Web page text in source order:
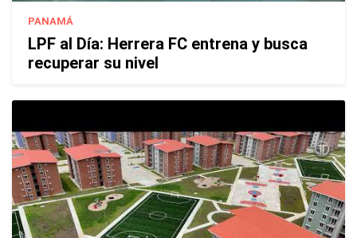
PANAMÁ
LPF al Día: Herrera FC entrena y busca
recuperar su nivel